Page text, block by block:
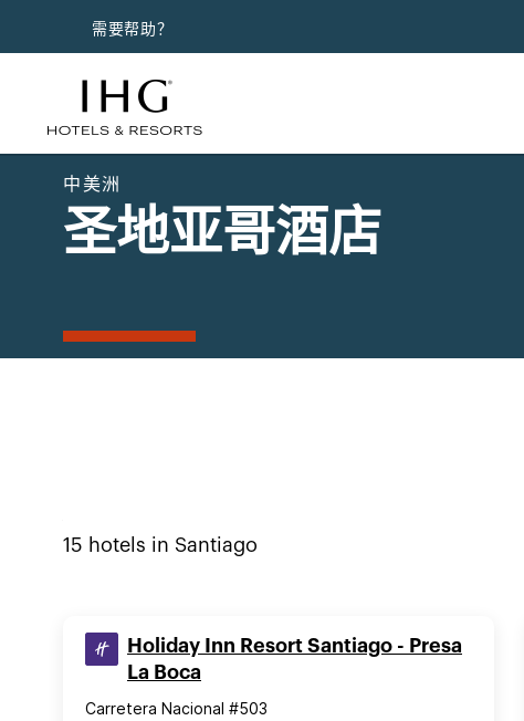
需要帮助？
中美洲
圣地亚哥酒店
15 hotels in Santiago
Holiday Inn Resort Santiago - Presa
La Boca
Carretera Nacional #503